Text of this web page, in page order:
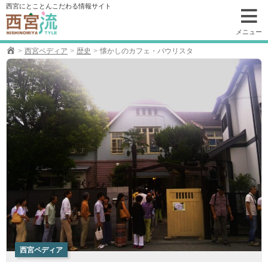
コ
ン
テ
ン
ツ
へ
移
動
西宮にとことんこだわる情報サイト
メニュー
西宮ペディア 歴史 懐かしのカフェ・パウリスタ
西宮ペディア